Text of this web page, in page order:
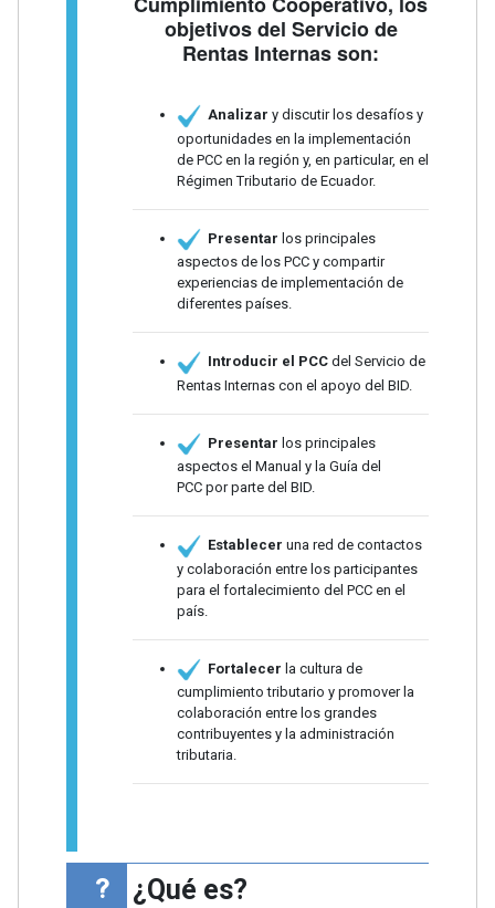
objetivos del Servicio de
Rentas Internas son:
Analizar y discutir los desafíos y
oportunidades en la implementación
de PCC en la región y, en particular, en el
Régimen Tributario de Ecuador.
Presentar los principales
aspectos de los PCC y compartir
experiencias de implementación de
diferentes países.
Introducir el PCC del Servicio de
Rentas Internas con el apoyo del BID.
Presentar los principales
aspectos el Manual y la Guía del
PCC por parte del BID.
Establecer una red de contactos
y colaboración entre los participantes
para el fortalecimiento del PCC en el
país.
Fortalecer la cultura de
cumplimiento tributario y promover la
colaboración entre los grandes
contribuyentes y la administración
tributaria.
¿Qué es?